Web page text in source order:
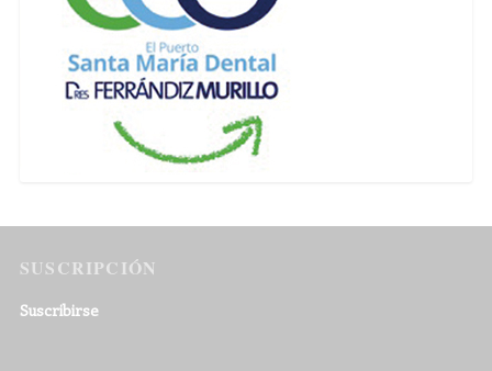
SUSCRIPCIÓN
Suscribirse